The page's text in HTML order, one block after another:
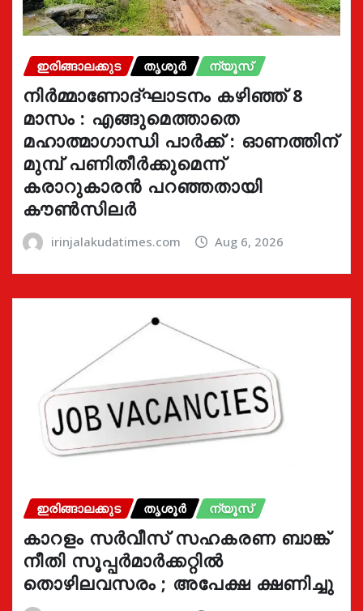
ഇരിങ്ങാലക്കുട തൃശൂർ ന്യൂസ്
നിർമ്മാണോദ്ഘാടനം കഴിഞ്ഞ് 8
മാസം : എങ്ങുമെത്താതെ
മഹാത്മാഗാന്ധി പാർക്ക് : ഓണത്തിന്
മുമ്പ് പണിതീർക്കുമെന്ന്
കരാറുകാരൻ പറഞ്ഞതായി
കൗൺസിലർ
irinjalakudatimes.com Aug 6, 2026
ഇരിങ്ങാലക്കുട തൃശൂർ ന്യൂസ്
കാറളം സർവീസ് സഹകരണ ബാങ്ക്
നീതി സൂപ്പർമാർക്കറ്റിൽ
തൊഴിലവസരം ; അപേക്ഷ ക്ഷണിച്ചു